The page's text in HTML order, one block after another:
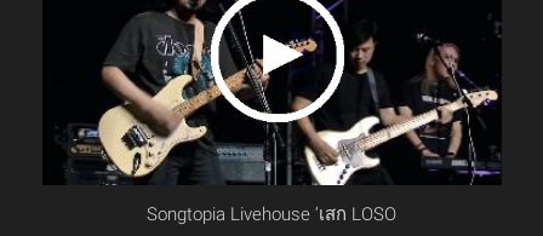
Songtopia Livehouse ‘เสก LOSO